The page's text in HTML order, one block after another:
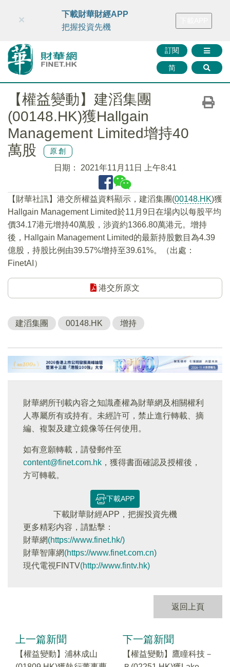
財華智庫網 FINTV FINMETA 財華證券 媒體矩陣
訂閱
简
×
下載財華財經APP
把握投資先機
【權益變動】建滔集團
(00148.HK)獲Hallgain
Management Limited增持40
萬股
原創
日期： 2021年11月11日 上午8:41
【財華社訊】港交所權益資料顯示，建滔集團(00148.HK)獲
Hallgain Management Limited於11月9日在場內以每股平均
價34.17港元增持40萬股，涉資約1366.80萬港元。增持
後，Hallgain Management Limited的最新持股數目為4.39
億股，持股比例由39.57%增持至39.61%。（出處：
FinetAI）
港交所原文
建滔集團 00148.HK 增持
財華網所刊載內容之知識產權為財華網及相關權利
人專屬所有或持有。未經許可，禁止進行轉載、摘
編、複製及建立鏡像等任何使用。
如有意願轉載，請發郵件至
content@finet.com.hk ，獲得書面確認及授權後，
方可轉載。
下載APP
下載財華財經APP，把握投資先機
更多精彩内容，請點擊：
財華網(https://www.finet.hk/)
財華智庫網(https://www.finet.com.cn)
現代電視FINTV(http://www.fintv.hk)
返回上頁
上一篇新聞
【權益變動】浦林成山
下一篇新聞
【權益變動】鷹瞳科技－